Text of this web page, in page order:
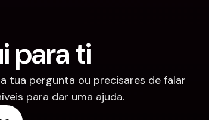
para ti
tua pergunta ou precisares de falar
para dar uma ajuda.